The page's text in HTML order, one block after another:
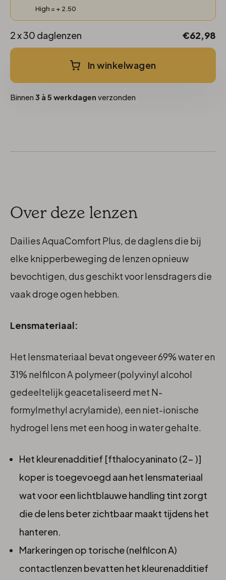
High = + 2.50
2 x 30 daglenzen €62,98
In winkelwagen
Binnen 3 à 5 werkdagen verzonden
Over deze lenzen
Dailies AquaComfort Plus, de daglens die bij
elke knipperbeweging de lenzen opnieuw
bevochtigen, dus geschikt voor lensdragers die
vaak droge ogen hebben.
Lensmateriaal:
Het lensmateriaal bevat ongeveer 69% water en
31% nelfilcon A polymeer (polyvinyl alcohol
gedeeltelijk geacetaliseerd met N-
formylmethyl acrylamide), een niet-ionische
hydrogel lens met een hoog in water gehalte.
Het kleurenadditief [fthalocyaninato (2- )]
koper is toegevoegd aan het lensmateriaal
wat voor een lichtblauwe handling tint zorgt
die de lens beter zichtbaar maakt tijdens het
hanteren.
Markeringen op torische (nelfilcon A)
contactlenzen bevatten het kleurenadditief